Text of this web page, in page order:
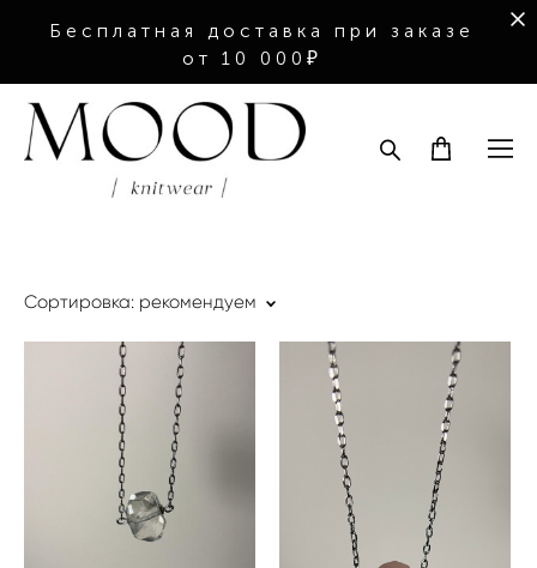
Бесплатная доставка при заказе
от 10 000₽
Сортировка: рекомендуем